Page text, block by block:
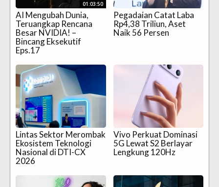
01:03:50
AI Mengubah Dunia,
Teruangkap Rencana
Besar NVIDIA! –
Bincang Eksekutif
Eps.17
Pegadaian Catat Laba
Rp4,38 Triliun, Aset
Naik 56 Persen
Lintas Sektor Merombak
Ekosistem Teknologi
Nasional di DTI-CX
2026
Vivo Perkuat Dominasi
5G Lewat S2 Berlayar
Lengkung 120Hz